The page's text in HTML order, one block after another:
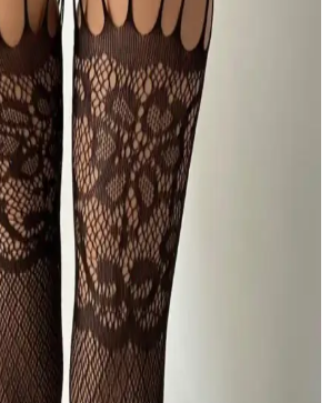
Taşlı Tüm Boy Vücut Çorabı
Zarif Tasarım
uzun boy vücut çorabı. Siyah renk ve
fark yaratır, çeşitli beden
File Vücut Çorabı ve Merry
Çorap Karşılaştırması
özellikleri, kullanıcı yorumları ve
için en uygun seçeneği belirlemenize
Desenli Vücut Çorapları
İnceleme